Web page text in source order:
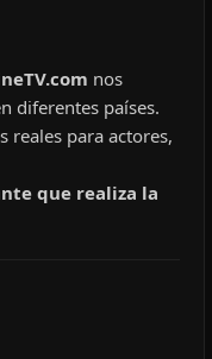
nos
diferentes países.
reales para actores,
que realiza la